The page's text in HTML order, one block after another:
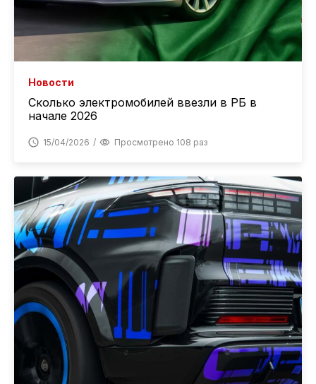
Новости
Сколько электромобилей ввезли в РБ в
начале 2026
15/04/2026 Просмотрено 108 раз